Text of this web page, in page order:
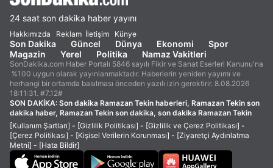
24 saat son dakika haber yayını
Hakkımızda Reklam İletişim Künye
Son Dakika Güncel Dünya Ekonomi
Spor
Magazin
Yerel Politika Namaz Vakitleri
SonDakika.com Haber Portalı 5846 sayılı Fikir ve Sanat Eserleri Kanunu'na
%100 uygun olarak yayınlanmaktadır. Haberlerin yeniden yayımı ve
herhangi bir ortamda basılması önceden yazılı izin gerektirir. 8.08.2026
18:11:31. #7.12#
SON DAKİKA: Son dakika Ramazan Tekin haberleri, Ramazan Tekin son
dakika haber, Ramazan Tekin son dakika, son dakika Ramazan Tekin
[Kullanım Şartları] - [Gizlilik Politikası] - [Gizlilik ve Çerez Politikası] -
[Çerez Politikası] - [Kişisel Verilerin Korunması] - [Ziyaretçi Aydınlatma
Metni] - [Hata Bildir]